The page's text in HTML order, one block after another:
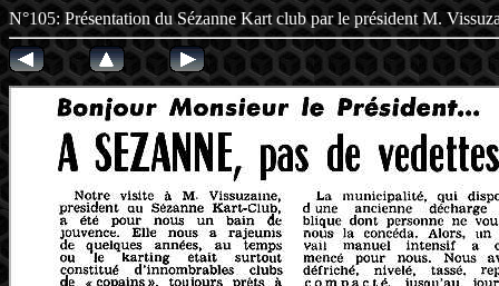
N°105: Présentation du Sézanne Kart club par le